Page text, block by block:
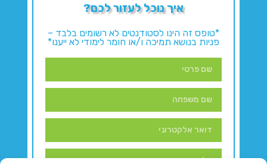
איך נוכל לעזור לכם?
*טופס זה הינו לסטודנטים לא רשומים בלבד –
פניות בנושא תמיכה ו/או חומר לימודי לא ייענו*